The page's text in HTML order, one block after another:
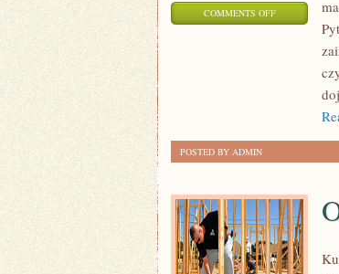
COMMENTS OFFON
POSTED BY ADMIN